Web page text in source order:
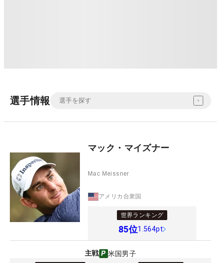
選手情報
マック・マイズナー
Mac Meissner
アメリカ合衆国
世界ランキング
85位1.564pt
主戦 米国男子